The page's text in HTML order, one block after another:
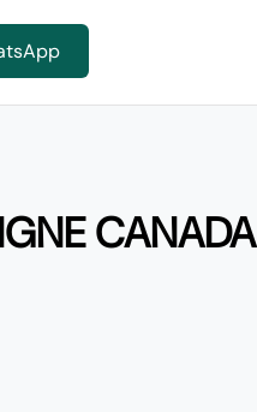
CANADA